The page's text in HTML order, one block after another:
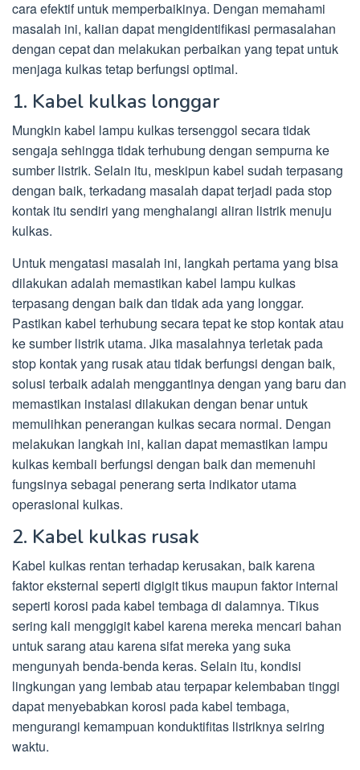
cara efektif untuk memperbaikinya. Dengan memahami
masalah ini, kalian dapat mengidentifikasi permasalahan
dengan cepat dan melakukan perbaikan yang tepat untuk
menjaga kulkas tetap berfungsi optimal.
1. Kabel kulkas longgar
Mungkin kabel lampu kulkas tersenggol secara tidak
sengaja sehingga tidak terhubung dengan sempurna ke
sumber listrik. Selain itu, meskipun kabel sudah terpasang
dengan baik, terkadang masalah dapat terjadi pada stop
kontak itu sendiri yang menghalangi aliran listrik menuju
kulkas.
Untuk mengatasi masalah ini, langkah pertama yang bisa
dilakukan adalah memastikan kabel lampu kulkas
terpasang dengan baik dan tidak ada yang longgar.
Pastikan kabel terhubung secara tepat ke stop kontak atau
ke sumber listrik utama. Jika masalahnya terletak pada
stop kontak yang rusak atau tidak berfungsi dengan baik,
solusi terbaik adalah menggantinya dengan yang baru dan
memastikan instalasi dilakukan dengan benar untuk
memulihkan penerangan kulkas secara normal. Dengan
melakukan langkah ini, kalian dapat memastikan lampu
kulkas kembali berfungsi dengan baik dan memenuhi
fungsinya sebagai penerang serta indikator utama
operasional kulkas.
2. Kabel kulkas rusak
Kabel kulkas rentan terhadap kerusakan, baik karena
faktor eksternal seperti digigit tikus maupun faktor internal
seperti korosi pada kabel tembaga di dalamnya. Tikus
sering kali menggigit kabel karena mereka mencari bahan
untuk sarang atau karena sifat mereka yang suka
mengunyah benda-benda keras. Selain itu, kondisi
lingkungan yang lembab atau terpapar kelembaban tinggi
dapat menyebabkan korosi pada kabel tembaga,
mengurangi kemampuan konduktifitas listriknya seiring
waktu.